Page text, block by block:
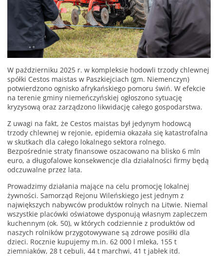
W październiku 2025 r. w kompleksie hodowli trzody chlewnej
spółki Cestos maistas w Paszkiejciach (gm. Niemenczyn)
potwierdzono ognisko afrykańskiego pomoru świń. W efekcie
na terenie gminy niemeńczyńskiej ogłoszono sytuację
kryzysową oraz zarządzono likwidację całego gospodarstwa.
Z uwagi na fakt, że Cestos maistas był jedynym hodowcą
trzody chlewnej w rejonie, epidemia okazała się katastrofalna
w skutkach dla całego lokalnego sektora rolnego.
Bezpośrednie straty finansowe oszacowano na blisko 6 mln
euro, a długofalowe konsekwencje dla działalności firmy będą
odczuwalne przez lata.
Prowadzimy działania mające na celu promocję lokalnej
żywności. Samorząd Rejonu Wileńskiego jest jednym z
największych nabywców produktów rolnych na Litwie. Niemal
wszystkie placówki oświatowe dysponują własnym zapleczem
kuchennym (ok. 50), w których codziennie z produktów od
naszych rolników przygotowywane są zdrowe posiłki dla
dzieci. Rocznie kupujemy m.in. 62 000 l mleka, 155 t
ziemniaków, 28 t cebuli, 44 t marchwi, 41 t jabłek itd.